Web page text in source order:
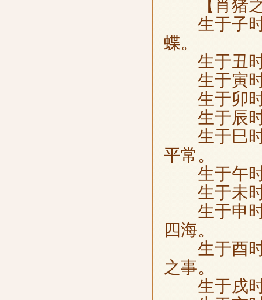
【肖猪之
生于子时
蝶。
生于丑时
生于寅时
生于卯时
生于辰时
生于巳时
平常。
生于午时
生于未时
生于申时
四海。
生于酉时
之事。
生于戌时